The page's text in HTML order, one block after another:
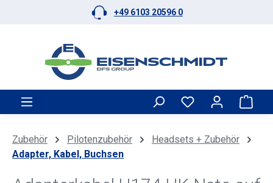
Zum Hauptinhalt springen+49 6103 20596 0
Zubehör Pilotenzubehör
Headsets + Zubehör
Adapter, Kabel, Buchsen